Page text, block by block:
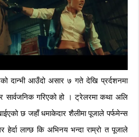
दान्भी आउँदो असार ७ गते देखि प्रर्दशनमा
गरिएको हो । ट्रेलरमा कथा अलि
छ जहाँ धमाकेदार शैलीमा पूजाले पर्फमेन्स
लाग्छ कि अभिनय भन्दा राम्रो त पूजाले